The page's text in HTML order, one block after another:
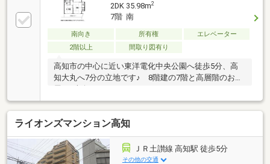
2DK 35.98m2
7階 南
南向き 所有権
エレベーター
2階以上
間取り図有り
高知市の中心に近い東洋電化中央公園へ徒歩5分、高
知大丸へ7分の立地です♪ 8階建の7階と高層階のお部
ライオンズマンション高知
ＪＲ土讃線 高知駅 徒歩5分
その他の交通